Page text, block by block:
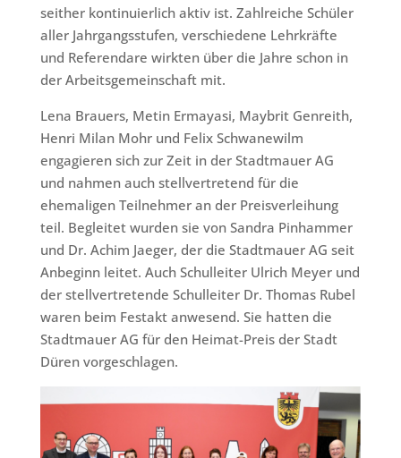
seither kontinuierlich aktiv ist. Zahlreiche Schüler
aller Jahrgangsstufen, verschiedene Lehrkräfte
und Referendare wirkten über die Jahre schon in
der Arbeitsgemeinschaft mit.
Lena Brauers, Metin Ermayasi, Maybrit Genreith,
Henri Milan Mohr und Felix Schwanewilm
engagieren sich zur Zeit in der Stadtmauer AG
und nahmen auch stellvertretend für die
ehemaligen Teilnehmer an der Preisverleihung
teil. Begleitet wurden sie von Sandra Pinhammer
und Dr. Achim Jaeger, der die Stadtmauer AG seit
Anbeginn leitet. Auch Schulleiter Ulrich Meyer und
der stellvertretende Schulleiter Dr. Thomas Rubel
waren beim Festakt anwesend. Sie hatten die
Stadtmauer AG für den Heimat-Preis der Stadt
Düren vorgeschlagen.